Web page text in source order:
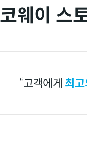
코웨이 스
고객에게 최